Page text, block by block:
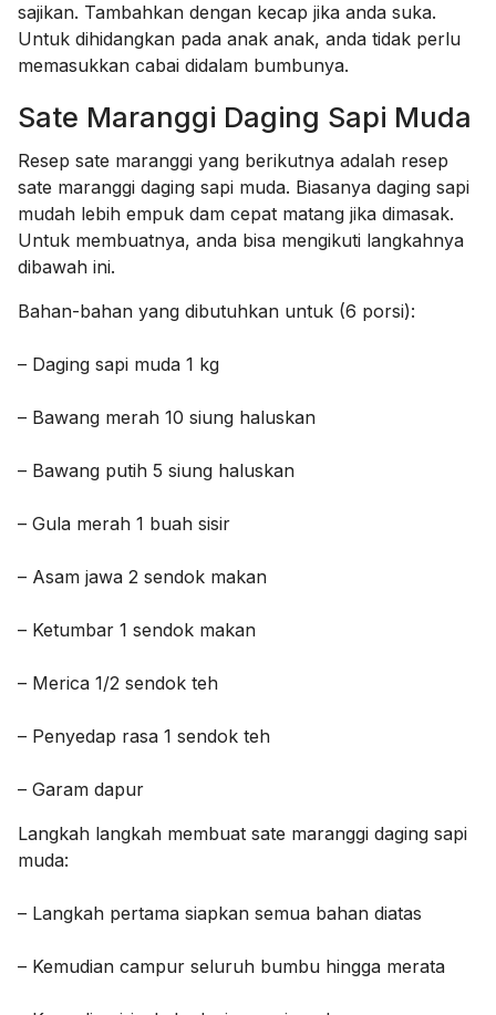
sajikan. Tambahkan dengan kecap jika anda suka.
Untuk dihidangkan pada anak anak, anda tidak perlu
memasukkan cabai didalam bumbunya.
Sate Maranggi Daging Sapi Muda
Resep sate maranggi yang berikutnya adalah resep
sate maranggi daging sapi muda. Biasanya daging sapi
mudah lebih empuk dam cepat matang jika dimasak.
Untuk membuatnya, anda bisa mengikuti langkahnya
dibawah ini.
Bahan-bahan yang dibutuhkan untuk (6 porsi):
– Daging sapi muda 1 kg
– Bawang merah 10 siung haluskan
– Bawang putih 5 siung haluskan
– Gula merah 1 buah sisir
– Asam jawa 2 sendok makan
– Ketumbar 1 sendok makan
– Merica 1/2 sendok teh
– Penyedap rasa 1 sendok teh
– Garam dapur
Langkah langkah membuat sate maranggi daging sapi
muda:
– Langkah pertama siapkan semua bahan diatas
– Kemudian campur seluruh bumbu hingga merata